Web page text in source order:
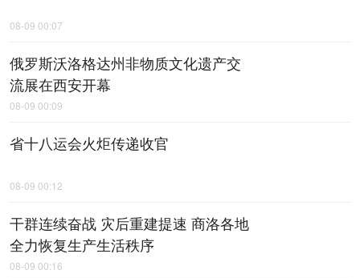
08-09 00:07
俄罗斯沃洛格达州非物质文化遗产交
流展在西安开幕
08-09 00:09
省十八运会火炬传递收官
08-09 00:12
干群连续奋战 灾后重建提速 商洛各地
全力恢复生产生活秩序
08-09 00:16